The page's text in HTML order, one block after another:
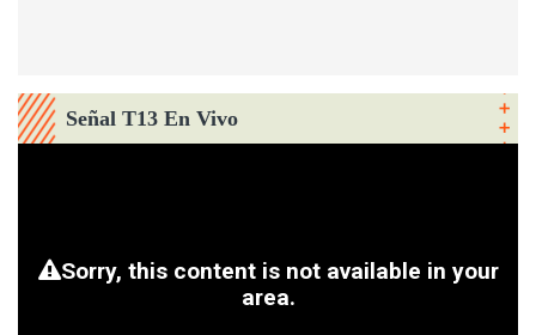
Señal T13 En Vivo